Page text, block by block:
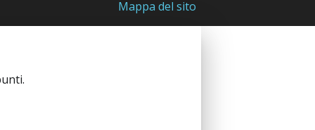
Mappa del sito